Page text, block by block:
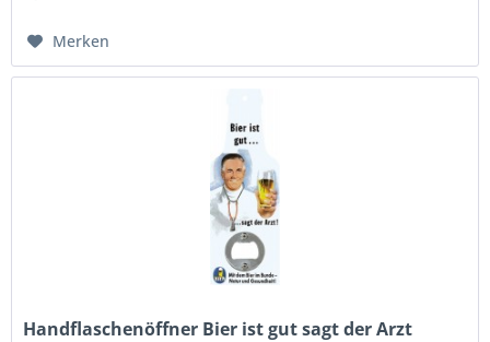
Merken
Handflaschenöffner Bier ist gut sagt der Arzt